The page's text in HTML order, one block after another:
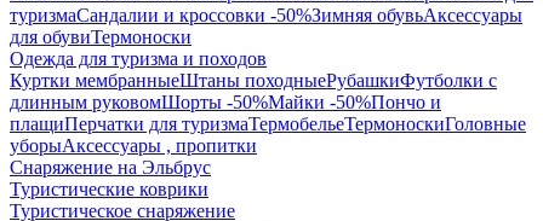
туризмаСандалии и кроссовки -50%Зимняя обувьАксессуары
для обувиТермоноски
Одежда для туризма и походов
Куртки мембранныеШтаны походныеРубашкиФутболки с
длинным руковомШорты -50%Майки -50%Пончо и
плащиПерчатки для туризмаТермобельеТермоноскиГоловные
уборыАксессуары , пропитки
Снаряжение на Эльбрус
Туристические коврики
Туристическое снаряжение